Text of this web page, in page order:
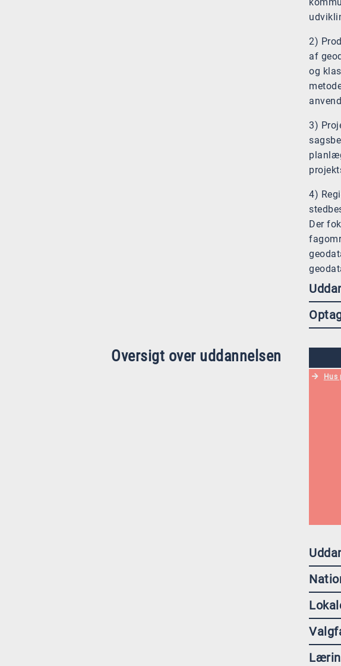
2)
af
og
3)
4)
Der
Oversigt over uddannelsen
Hus